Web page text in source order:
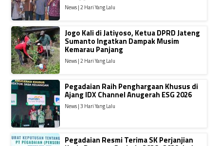
News | 2 Hari Yang Lalu
Jogo Kali di Jatiyoso, Ketua DPRD Jateng
Sumanto Ingatkan Dampak Musim
Kemarau Panjang
News | 2 Hari Yang Lalu
Pegadaian Raih Penghargaan Khusus di
Ajang IDX Channel Anugerah ESG 2026
News | 3 Hari Yang Lalu
Pegadaian Resmi Terima SK Perjanjian